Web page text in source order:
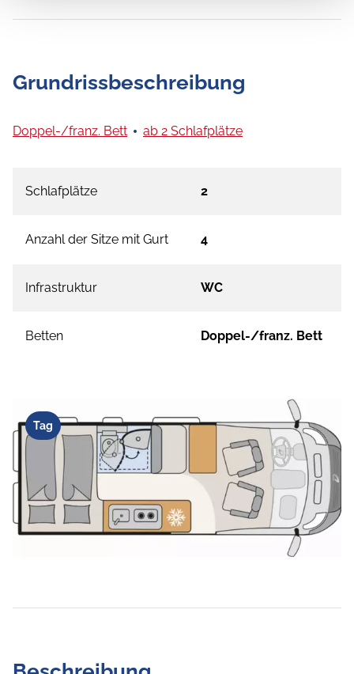
Grundrissbeschreibung
Doppel-/franz. Bett ab 2 Schlafplätze
Schlafplätze 2
Anzahl der Sitze mit Gurt 4
Infrastruktur WC
Betten Doppel-/franz. Bett
Tag